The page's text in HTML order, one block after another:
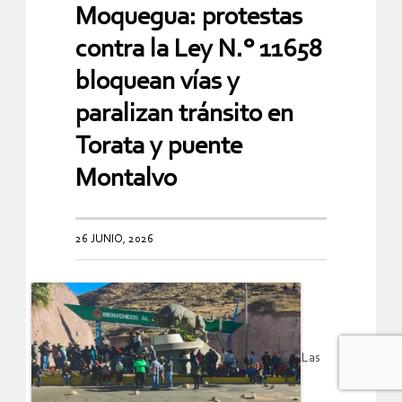
Moquegua: protestas
contra la Ley N.° 11658
bloquean vías y
paralizan tránsito en
Torata y puente
Montalvo
26 JUNIO, 2026
Las